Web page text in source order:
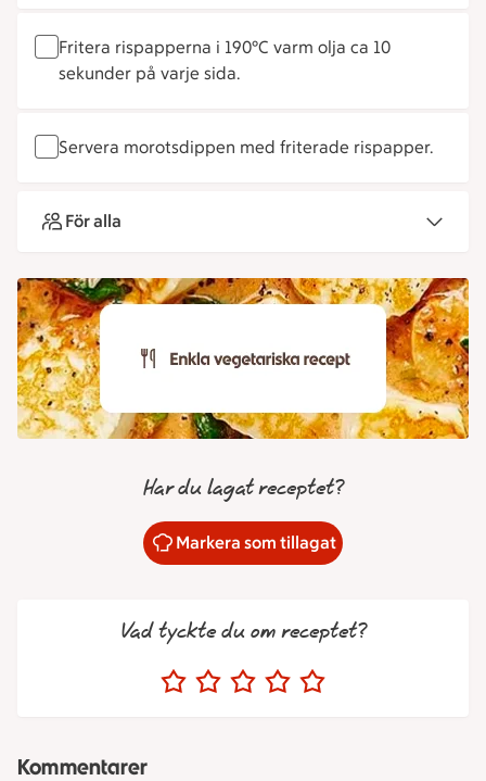
Fritera rispapperna i 190°C varm olja ca 10
sekunder på varje sida.
Servera morotsdippen med friterade rispapper.
För alla
Har du lagat receptet?
Markera som tillagat
Vad tyckte du om receptet?
Kommentarer